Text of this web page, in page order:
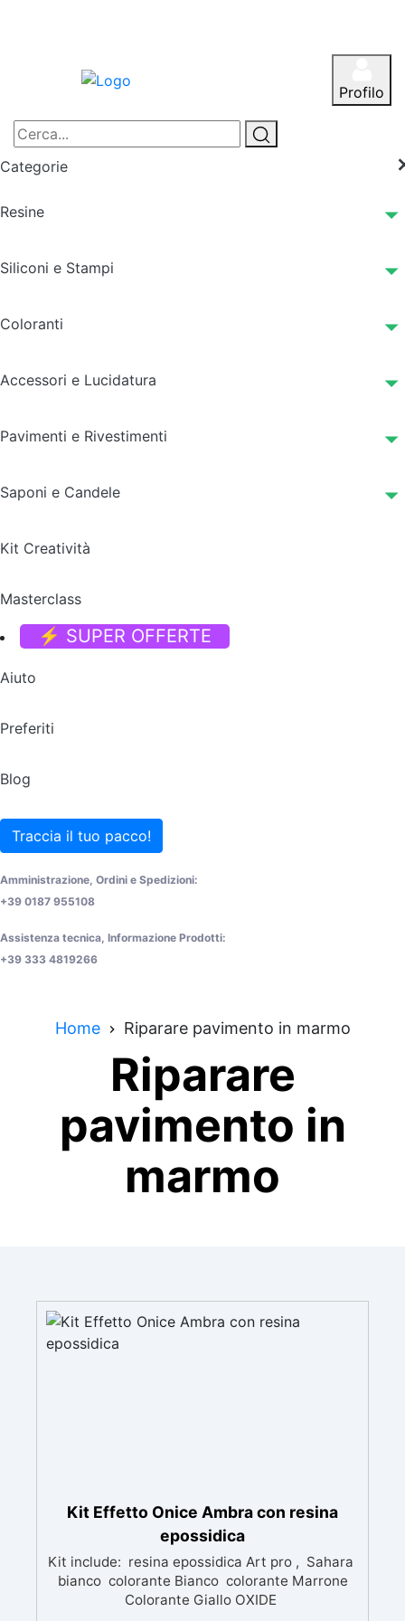
Profilo
Categorie
Resine
Siliconi e Stampi
Coloranti
Accessori e Lucidatura
Pavimenti e Rivestimenti
Saponi e Candele
Kit Creatività
Masterclass
⚡ SUPER OFFERTE
Aiuto
Preferiti
Blog
Traccia il tuo pacco!
Amministrazione, Ordini e Spedizioni:
+39 0187 955108
Assistenza tecnica, Informazione Prodotti:
+39 333 4819266
Home Riparare pavimento in marmo
Riparare
pavimento in
marmo
Kit Effetto Onice Ambra con resina
epossidica
Kit include: resina epossidica Art pro , Sahara
bianco colorante Bianco colorante Marrone
Colorante Giallo OXIDE